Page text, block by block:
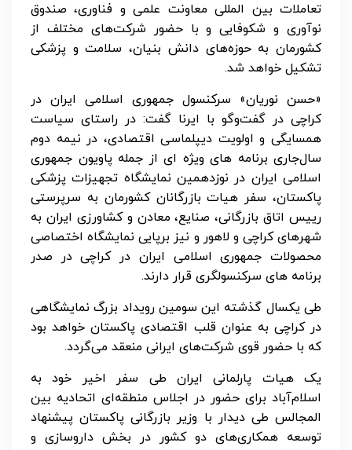
تعاملات بین المللی معاونت علمی و فناوری، صندوق
نوآوری و شکوفایی و با حضور شرکت‌های مختلف از
کشورمان به حوزه‌های دانش بنیان، سلامت و پزشکی
تشکیل خواهد شد.
«حسن نوریان» سرکنسول جمهوری اسلامی ایران در
کراچی در گفت‌وگو با ایرنا گفت: در راستای سیاست
همسایگی و اولویت دیپلماسی اقتصادی، در نیمه دوم
سال‌جاری برنامه های ویژه ای از جمله پاویون جمهوری
اسلامی ایران در نوزدهمین نمایشگاه تجهیزات پزشکی
پاکستان، سفر هیات بازرگانان کشورمان به سرپرستی
رییس اتاق بازرگانی، صنایع، معادن و کشاورزی ایران به
شهرهای کراچی و لاهور و نیز برپایی نمایشگاه اختصاصی
محصولات جمهوری اسلامی ایران در کراچی در صدر
برنامه های سرکنسولگری قرار دارند.
طی یکسال گذشته این سومین رویداد بزرگ نمایشگاهی
در کراچی به عنوان قلب اقتصادی پاکستان خواهد بود
که با حضور قوی شرکت‌های ایرانی منعقد می‌گردد.
یک هیات پارلمانی ایران طی سفر اخیر خود به
اسلام‌آباد برای حضور در اجلاس منطقه‌ای اتحادیه بین
المجالس طی دیدار با وزیر بازرگانی پاکستان پیشنهاد
توسعه همکاری‌های دو کشور در بخش داروسازی و